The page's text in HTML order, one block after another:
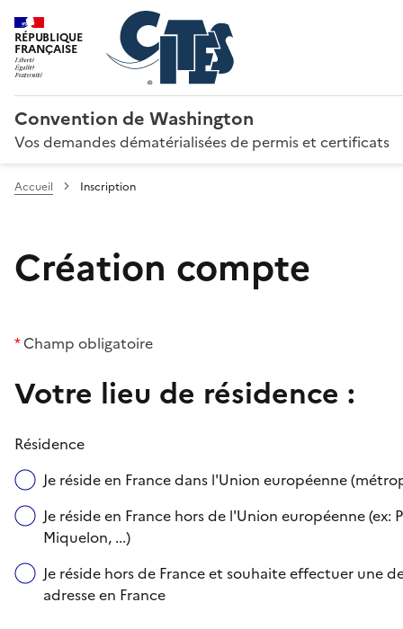
RÉPUBLIQUE
FRANÇAISE
Convention de Washington
Vos demandes dématérialisées de permis et certificats
Accueil Inscription
Création compte
*Champ obligatoire
Votre lieu de résidence :
Résidence
Je réside en France dans l'Union européenne
Je réside en France hors de l'Union européenne
Miquelon, ...)
Je réside hors de France et souhaite effectuer une
adresse en France